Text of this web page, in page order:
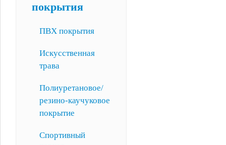
покрытия
ПВХ покрытия
Искусственная
трава
Полиуретановое/
резино-каучуковое
покрытие
Спортивный